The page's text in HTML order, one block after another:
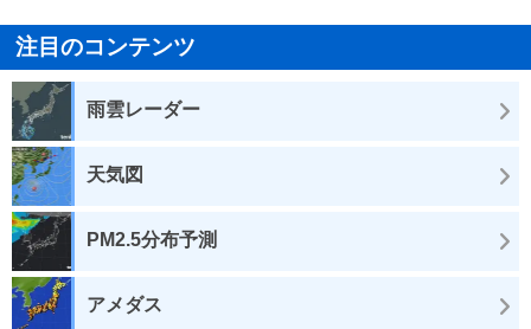
注目のコンテンツ
雨雲レーダー
天気図
PM2.5分布予測
アメダス